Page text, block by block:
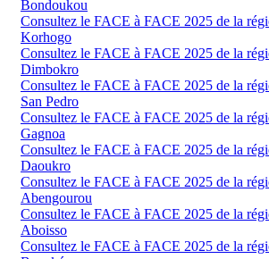
Bondoukou
Consultez le FACE à FACE 2025 de la
Korhogo
Consultez le FACE à FACE 2025 de la
Dimbokro
Consultez le FACE à FACE 2025 de la
San Pedro
Consultez le FACE à FACE 2025 de la
Gagnoa
Consultez le FACE à FACE 2025 de la
Daoukro
Consultez le FACE à FACE 2025 de la
Abengourou
Consultez le FACE à FACE 2025 de la
Aboisso
Consultez le FACE à FACE 2025 de la